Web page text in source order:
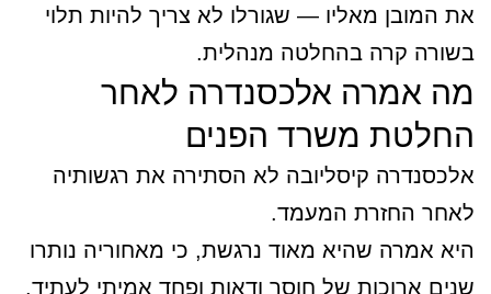
את המובן מאליו — שגורלו לא צריך להיות תלוי
בשורה קרה בהחלטה מנהלית.
מה אמרה אלכסנדרה לאחר
החלטת משרד הפנים
אלכסנדרה קיסליובה לא הסתירה את רגשותיה
לאחר החזרת המעמד.
היא אמרה שהיא מאוד נרגשת, כי מאחוריה נותרו
שנים ארוכות של חוסר ודאות ופחד אמיתי לעתיד.